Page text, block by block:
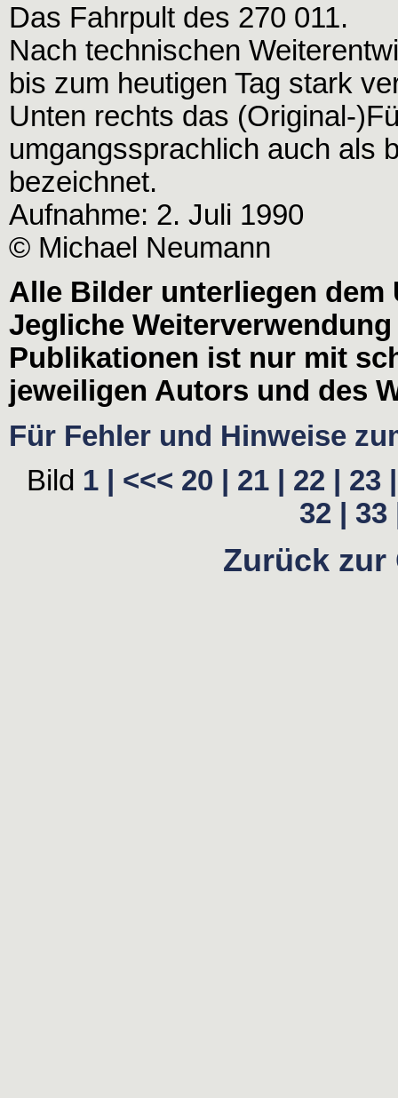
Das Fahrpult des 270 011.
Nach technischen
bis zum heutigen Tag stark
Unten rechts das (Original-
umgangssprachlich auch als
bezeichnet.
Aufnahme: 2. Juli 1990
© Michael Neumann
Alle Bilder unterliegen dem
Jegliche
Publikationen ist nur mit
jeweiligen Autors und des
Für Fehler und Hinweise
Bild 1 | <<< 20 | 21 | 22 |
23 |
32 |
33
Zurück zur